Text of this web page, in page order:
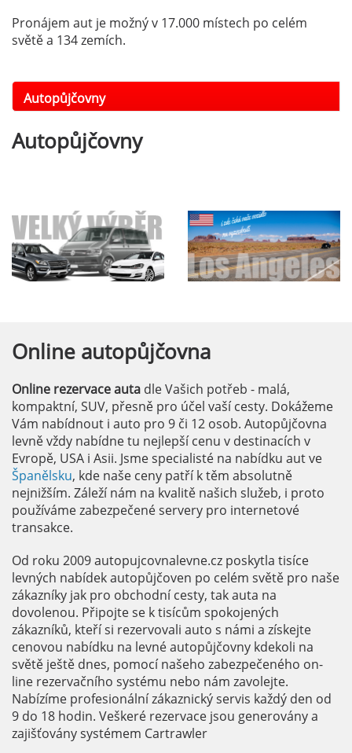
Pronájem aut je možný v 17.000 místech po celém
světě a 134 zemích.
Autopůjčovny
Autopůjčovny
Online autopůjčovna
Online rezervace auta dle Vašich potřeb - malá,
kompaktní, SUV, přesně pro účel vaší cesty. Dokážeme
Vám nabídnout i auto pro 9 či 12 osob. Autopůjčovna
levně vždy nabídne tu nejlepší cenu v destinacích v
Evropě, USA i Asii. Jsme specialisté na nabídku aut ve
Španělsku, kde naše ceny patří k těm absolutně
nejnižším. Záleží nám na kvalitě našich služeb, i proto
používáme zabezpečené servery pro internetové
transakce.
Od roku 2009 autopujcovnalevne.cz poskytla tisíce
levných nabídek autopůjčoven po celém světě pro naše
zákazníky jak pro obchodní cesty, tak auta na
dovolenou. Připojte se k tisícům spokojených
zákazníků, kteří si rezervovali auto s námi a získejte
cenovou nabídku na levné autopůjčovny kdekoli na
světě ještě dnes, pomocí našeho zabezpečeného on-
line rezervačního systému nebo nám zavolejte.
Nabízíme profesionální zákaznický servis každý den od
9 do 18 hodin. Veškeré rezervace jsou generovány a
zajišťovány systémem Cartrawler